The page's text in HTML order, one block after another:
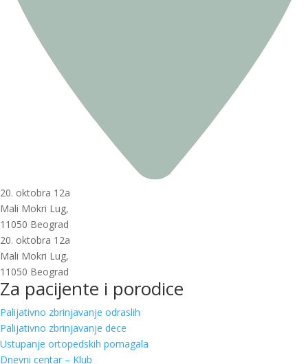
20. oktobra 12a
Mali Mokri Lug,
11050 Beograd
20. oktobra 12a
Mali Mokri Lug,
11050 Beograd
Za pacijente i porodice
Palijativno zbrinjavanje odraslih
Palijativno zbrinjavanje dece
Ustupanje ortopedskih pomagala
Dnevni centar – Klub